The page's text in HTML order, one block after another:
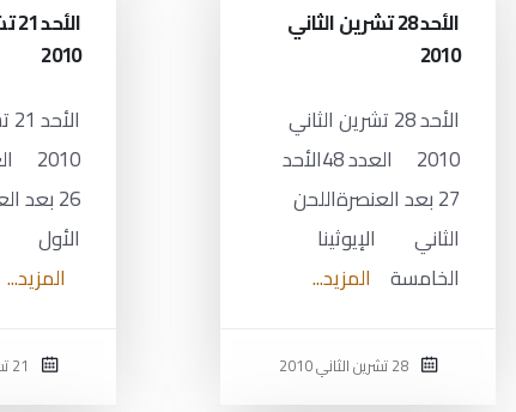
الأحد 28 تشرين الثاني
2010
الأحد 28 تشرين الثاني
2010 العدد 48الأحد
27 بعد العنصرةاللحن
الثاني الإيوثينا
الخامسة المزيد...
2010
26 بعد
الأول
المزيد...